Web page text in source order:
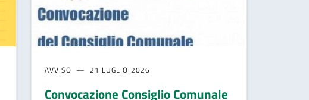
AVVISO 21 LUGLIO 2026
Convocazione Consiglio Comunale